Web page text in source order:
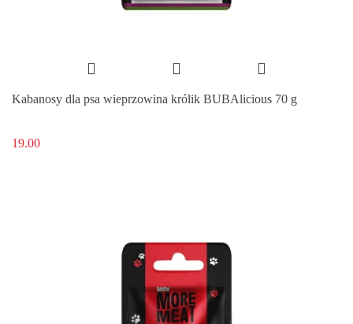
Kabanosy dla psa wieprzowina królik BUBAlicious 70 g
19.00